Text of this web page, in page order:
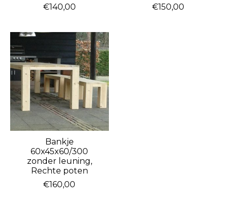
€140,00
€150,00
Bankje
60x45x60/300
zonder leuning,
Rechte poten
€160,00